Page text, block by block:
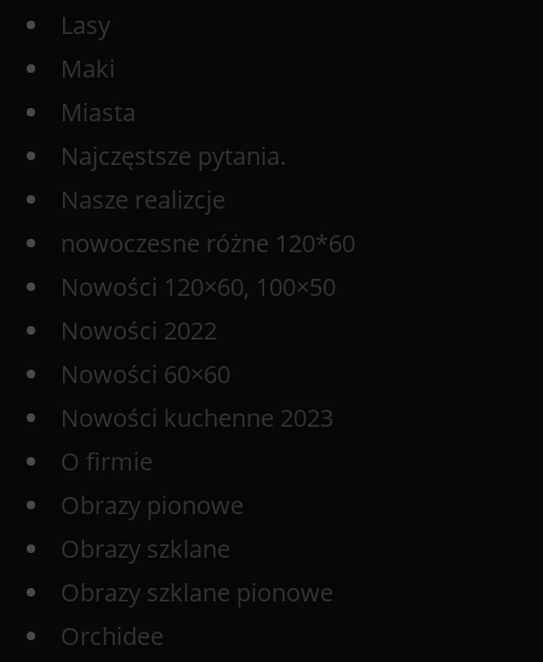
Lasy
Maki
Miasta
Najczęstsze pytania.
Nasze realizcje
nowoczesne różne 120*60
Nowości 120×60, 100×50
Nowości 2022
Nowości 60×60
Nowości kuchenne 2023
O firmie
Obrazy pionowe
Obrazy szklane
Obrazy szklane pionowe
Orchidee